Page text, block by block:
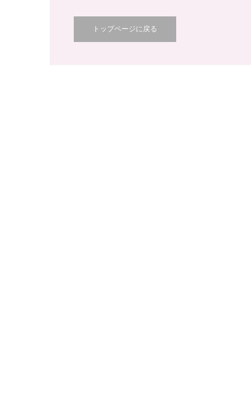
トップページに戻る